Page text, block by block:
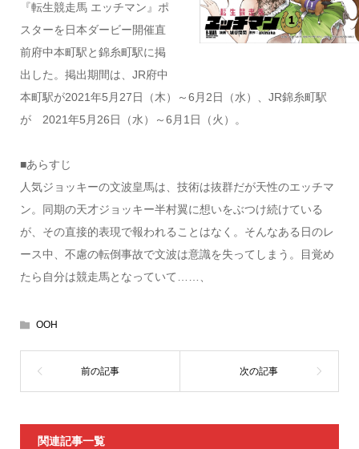
『転生競走馬 エッチマン』ポ
スターを日本ダービー開催直
前府中本町駅と錦糸町駅に掲
出した。掲出期間は、JR府中
本町駅が2021年5月27日（木）～6月2日（水）、JR錦糸町駅
が 2021年5月26日（水）～6月1日（火）。
■あらすじ
人気ジョッキーの文波皇馬は、技術は抜群だが天性のエッチマ
ン。同期の天才ジョッキー半村翼に想いをぶつけ続けている
が、その直接的表現で報われることはなく。そんなある日のレ
ース中、不慮の転倒事故で文波は意識を失ってしまう。目覚め
たら自分は競走馬となっていて……、
OOH
関連記事一覧